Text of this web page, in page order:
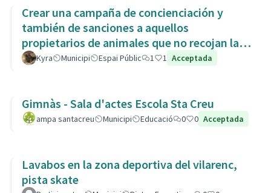
Crear una campaña de concienciación y
también de sanciones a aquellos
propietarios de animales que no recojan las
heces de las aceras. Es responsabili
Kyra Municipi Espai Públic 1 1 Acceptada
Gimnàs - Sala d'actes Escola Sta Creu
ampa santacreu Municipi Educació 0 0 Acceptada
Lavabos en la zona deportiva del vilarenc,
pista skate